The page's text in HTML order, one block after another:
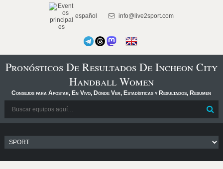
español info@live2sport.com
Pronósticos De Resultados De Incheon City
Handball Women
Consejos para Apostar, En Vivo, Dónde Ver, Estadísticas y Resultados, Resumen